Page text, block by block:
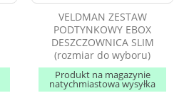
VELDMAN ZESTAW
PODTYNKOWY EBOX
DESZCZOWNICA SLIM
(rozmiar do wyboru)
Produkt na magazynie
natychmiastowa wysyłka